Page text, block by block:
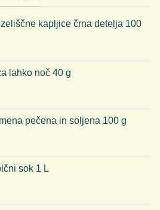
kapljice črna detelja 100
lahko noč 40 g
pečena in soljena 100 g
sok 1 L